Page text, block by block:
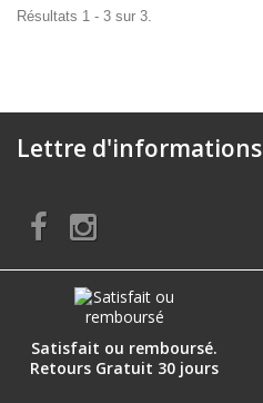
Résultats 1 - 3 sur 3.
Lettre d'informations
Satisfait ou remboursé.
Retours Gratuit 30 jours